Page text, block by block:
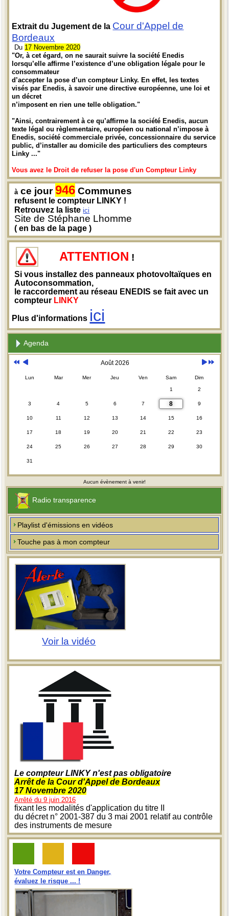
Extrait du Jugement de la Cour d'Appel de
Bordeaux
Du 17 Novembre 2020
"Or, à cet égard, on ne saurait suivre la société Enedis
lorsqu’elle affirme l’existence d’une obligation légale pour le
consommateur
d’accepter la pose d’un compteur Linky. En effet, les textes
visés par Enedis, à savoir une directive européenne, une loi et
un décret
n’imposent en rien une telle obligation."
"Ainsi, contrairement à ce qu’affirme la société Enedis, aucun
texte légal ou règlementaire, européen ou national n’impose à
Enedis, société commerciale privée, concessionnaire du service
public, d’installer au domicile des particuliers des compteurs
Linky ..."
Vous avez le Droit de refuser la pose d'un Compteur Linky
à ce jour946 Communes
refusent le compteur LINKY !
Retrouvez la listeici
Site de Stéphane Lhomme
( en bas de la page )
ATTENTION !
Si vous installez des panneaux photovoltaïques en
Autoconsommation,
le raccordement au réseau ENEDIS se fait avec un
compteur LINKY
Plus d'informations ici
Agenda
Août 2026
Lun Mar Mer Jeu Ven Sam Dim
1 2
3 4 5 6 7 8 9
10 11 12 13 14 15 16
17 18 19 20 21 22 23
24 25 26 27 28 29 30
31
Aucun évènement à venir!
Radio transparence
Playlist d'émissions en vidéos
Touche pas à mon compteur
Voir la vidéo
Le compteur LINKY n'est pas obligatoire
Arrêt de la Cour d'Appel de Bordeaux
17 Novembre 2020
Arrêté du 9 juin 2016
fixant les modalités d'application du titre II
du décret n° 2001-387 du 3 mai 2001 relatif au contrôle
des instruments de mesure
Votre Compteur est en Danger,
évaluez le risque ... !